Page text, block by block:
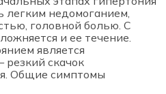
недомоганием,
головной болью. С
и ее течение.
является
резкий скачок
Общие симптомы